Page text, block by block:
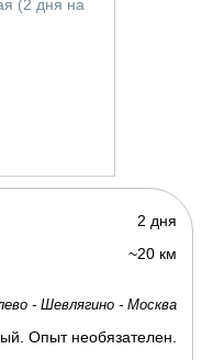
2 дня
~20 км
- Шевлягино - Москва
Опыт необязателен.